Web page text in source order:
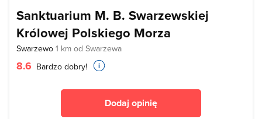
Sanktuarium M. B. Swarzewskiej
Królowej Polskiego Morza
Swarzewo 1 km od Swarzewa
8.6 Bardzo dobry!
Dodaj opinię